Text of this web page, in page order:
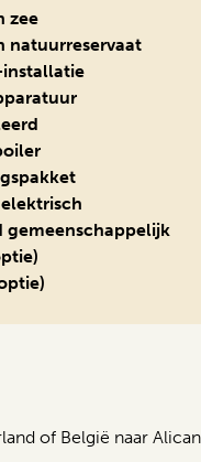
zee
natuurreservaat
gemeenschappelijk
of België naar